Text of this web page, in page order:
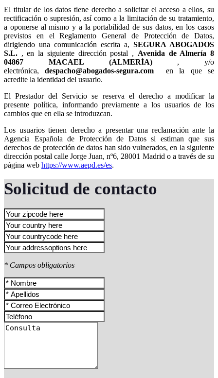
El titular de los datos tiene derecho a solicitar el acceso a ellos, su
rectificación o supresión, así como a la limitación de su tratamiento,
a oponerse al mismo y a la portabilidad de sus datos, en los casos
previstos en el Reglamento General de Protección de Datos,
dirigiendo una comunicación escrita a,
, en la siguiente dirección postal ,
, y/o
electrónica,
en la que se
acredite la identidad del usuario.
El Prestador del Servicio se reserva el derecho a modificar la
presente política, informando previamente a los usuarios de los
cambios que en ella se introduzcan.
Los usuarios tienen derecho a presentar una reclamación ante la
Agencia Española de Protección de Datos si estiman que sus
derechos de protección de datos han sido vulnerados, en la siguiente
dirección postal calle Jorge Juan, nº6, 28001 Madrid o a través de su
página web https://www.aepd.es/es.
Solicitud de contacto
* Campos obligatorios